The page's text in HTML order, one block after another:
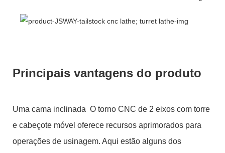
Principais vantagens do produto
Uma cama inclinada O torno CNC de 2 eixos com torre
e cabeçote móvel oferece recursos aprimorados para
operações de usinagem. Aqui estão alguns dos